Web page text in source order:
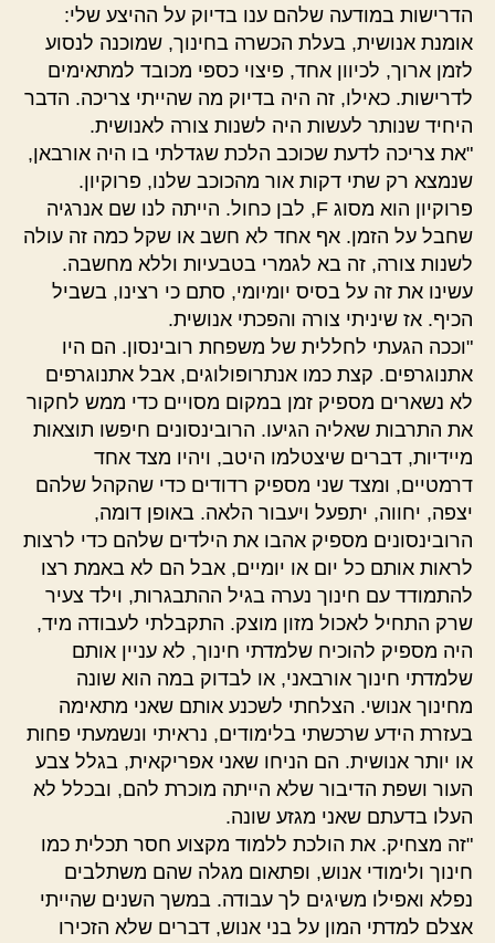
הדרישות במודעה שלהם ענו בדיוק על ההיצע שלי:
אומנת אנושית, בעלת הכשרה בחינוך, שמוכנה לנסוע
לזמן ארוך, לכיוון אחד, פיצוי כספי מכובד למתאימים
לדרישות. כאילו, זה היה בדיוק מה שהייתי צריכה. הדבר
היחיד שנותר לעשות היה לשנות צורה לאנושית.
"את צריכה לדעת שכוכב הלכת שגדלתי בו היה אורבאן,
שנמצא רק שתי דקות אור מהכוכב שלנו, פרוקיון.
פרוקיון הוא מסוג F, לבן כחול. הייתה לנו שם אנרגיה
שחבל על הזמן. אף אחד לא חשב או שקל כמה זה עולה
לשנות צורה, זה בא לגמרי בטבעיות וללא מחשבה.
עשינו את זה על בסיס יומיומי, סתם כי רצינו, בשביל
הכיף. אז שיניתי צורה והפכתי אנושית.
"וככה הגעתי לחללית של משפחת רובינסון. הם היו
אתנוגרפים. קצת כמו אנתרופולוגים, אבל אתנוגרפים
לא נשארים מספיק זמן במקום מסויים כדי ממש לחקור
את התרבות שאליה הגיעו. הרובינסונים חיפשו תוצאות
מיידיות, דברים שיצטלמו היטב, ויהיו מצד אחד
דרמטיים, ומצד שני מספיק רדודים כדי שהקהל שלהם
יצפה, יחווה, יתפעל ויעבור הלאה. באופן דומה,
הרובינסונים מספיק אהבו את הילדים שלהם כדי לרצות
לראות אותם כל יום או יומיים, אבל הם לא באמת רצו
להתמודד עם חינוך נערה בגיל ההתבגרות, וילד צעיר
שרק התחיל לאכול מזון מוצק. התקבלתי לעבודה מיד,
היה מספיק להוכיח שלמדתי חינוך, לא עניין אותם
שלמדתי חינוך אורבאני, או לבדוק במה הוא שונה
מחינוך אנושי. הצלחתי לשכנע אותם שאני מתאימה
בעזרת הידע שרכשתי בלימודים, נראיתי ונשמעתי פחות
או יותר אנושית. הם הניחו שאני אפריקאית, בגלל צבע
העור ושפת הדיבור שלא הייתה מוכרת להם, ובכלל לא
העלו בדעתם שאני מגזע שונה.
"זה מצחיק. את הולכת ללמוד מקצוע חסר תכלית כמו
חינוך ולימודי אנוש, ופתאום מגלה שהם משתלבים
נפלא ואפילו משיגים לך עבודה. במשך השנים שהייתי
אצלם למדתי המון על בני אנוש, דברים שלא הזכירו